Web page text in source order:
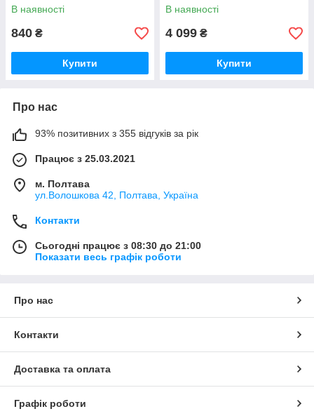
приладдям Німеччина
В наявності
840 ₴
Купити
100*610 мм Німеччина
В наявності
4 099 ₴
Купити
Про нас
93% позитивних з 355 відгуків за рік
Працює з 25.03.2021
м. Полтава
ул.Волошкова 42, Полтава, Україна
Контакти
Сьогодні працює з 08:30 до 21:00
Показати весь графік роботи
Про нас
Контакти
Доставка та оплата
Графік роботи